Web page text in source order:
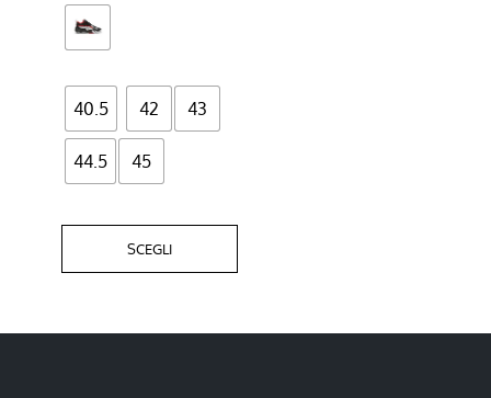
40.5 42 43
44.5 45
SCEGLI
nella
del
prodotto